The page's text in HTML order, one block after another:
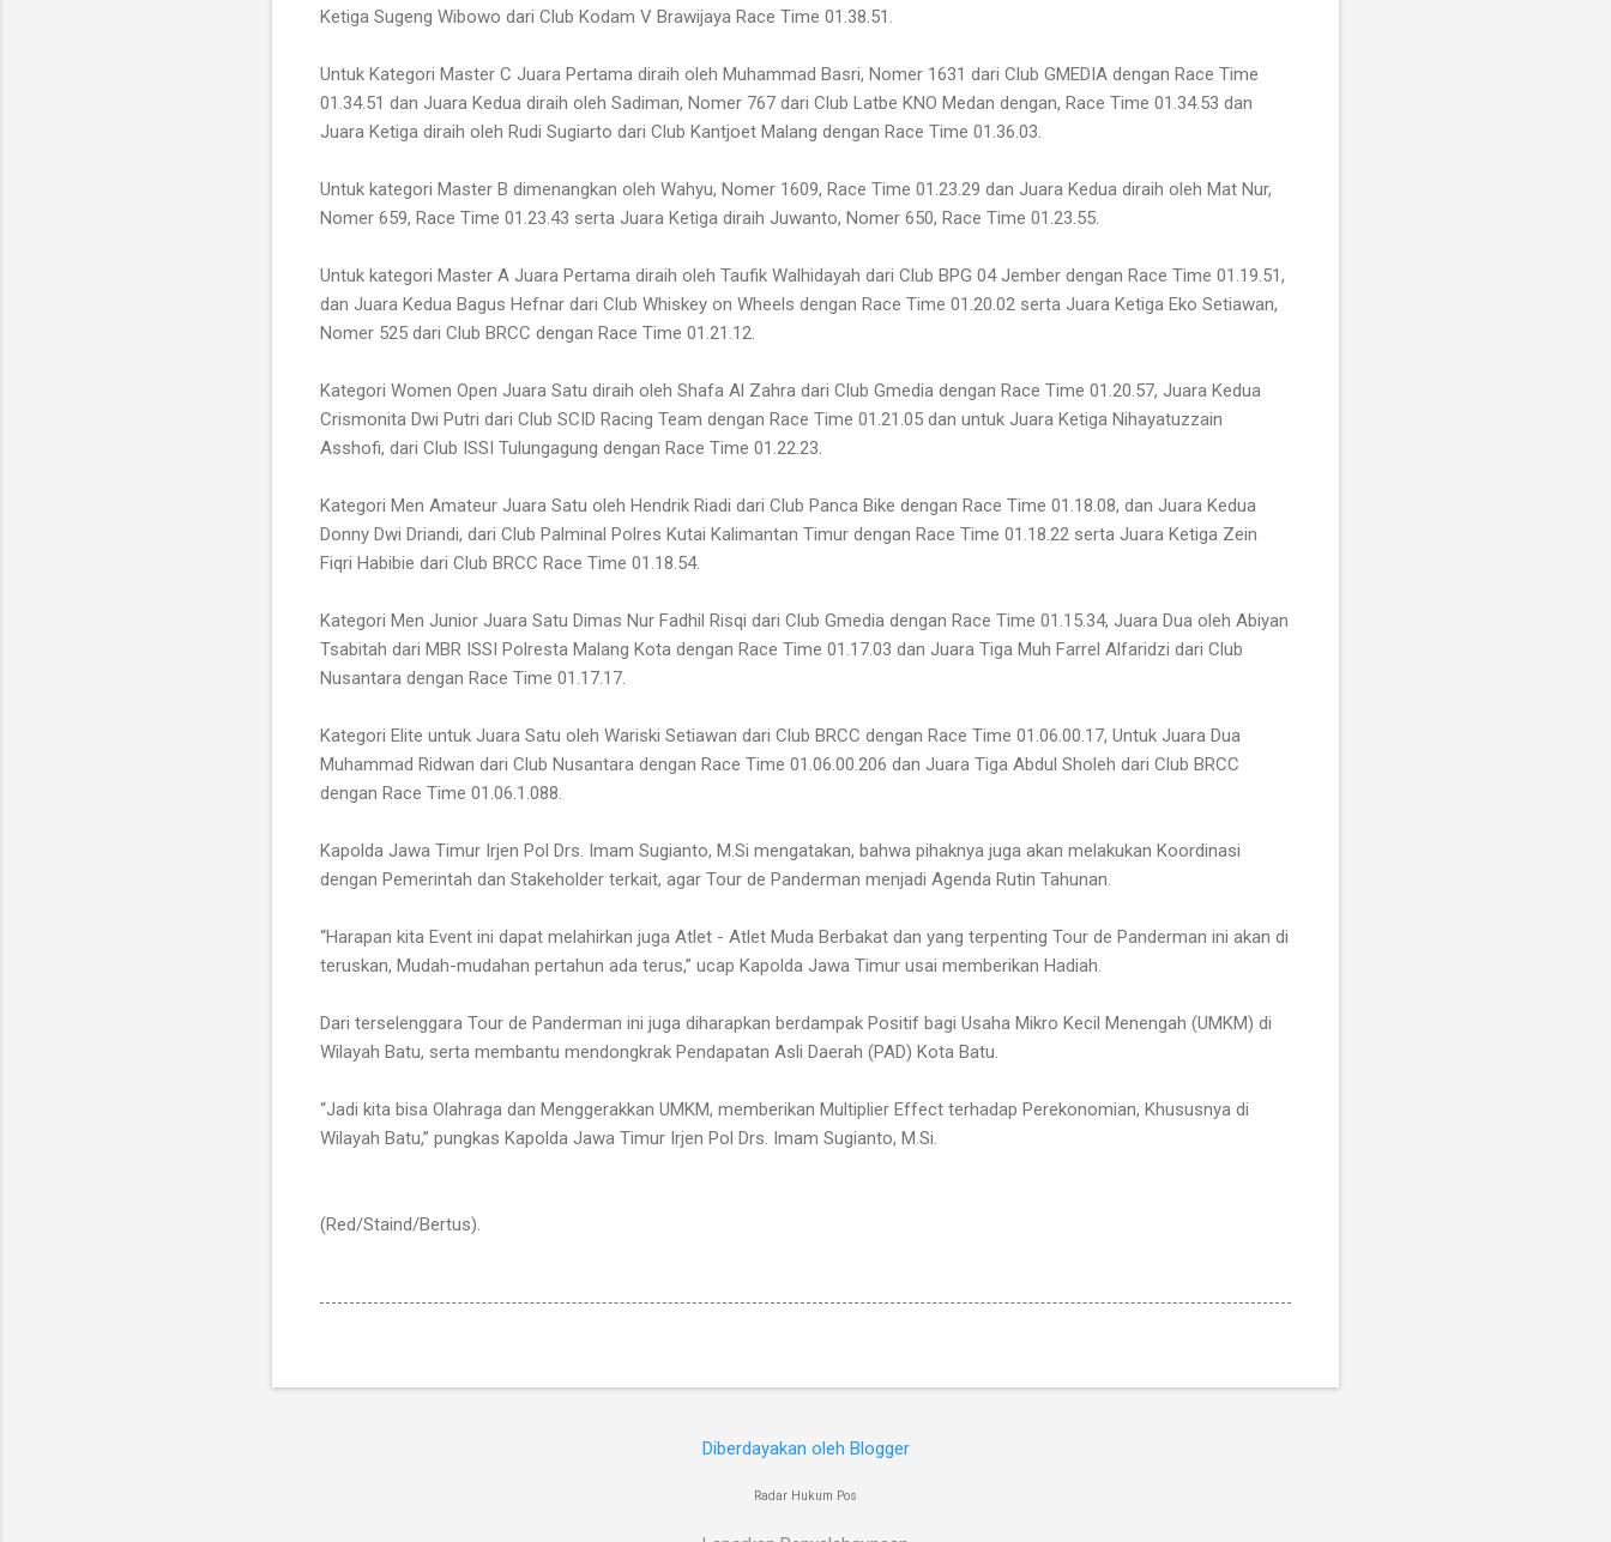
Ketiga Sugeng Wibowo dari Club Kodam V Brawijaya Race Time 01.38.51.
Untuk Kategori Master C Juara Pertama diraih oleh Muhammad Basri, Nomer 1631 dari Club GMEDIA dengan Race Time
01.34.51 dan Juara Kedua diraih oleh Sadiman, Nomer 767 dari Club Latbe KNO Medan dengan, Race Time 01.34.53 dan
Juara Ketiga diraih oleh Rudi Sugiarto dari Club Kantjoet Malang dengan Race Time 01.36.03.
Untuk kategori Master B dimenangkan oleh Wahyu, Nomer 1609, Race Time 01.23.29 dan Juara Kedua diraih oleh Mat Nur,
Nomer 659, Race Time 01.23.43 serta Juara Ketiga diraih Juwanto, Nomer 650, Race Time 01.23.55.
Untuk kategori Master A Juara Pertama diraih oleh Taufik Walhidayah dari Club BPG 04 Jember dengan Race Time 01.19.51,
dan Juara Kedua Bagus Hefnar dari Club Whiskey on Wheels dengan Race Time 01.20.02 serta Juara Ketiga Eko Setiawan,
Nomer 525 dari Club BRCC dengan Race Time 01.21.12.
Kategori Women Open Juara Satu diraih oleh Shafa Al Zahra dari Club Gmedia dengan Race Time 01.20.57, Juara Kedua
Crismonita Dwi Putri dari Club SCID Racing Team dengan Race Time 01.21.05 dan untuk Juara Ketiga Nihayatuzzain
Asshofi, dari Club ISSI Tulungagung dengan Race Time 01.22.23.
Kategori Men Amateur Juara Satu oleh Hendrik Riadi dari Club Panca Bike dengan Race Time 01.18.08, dan Juara Kedua
Donny Dwi Driandi, dari Club Palminal Polres Kutai Kalimantan Timur dengan Race Time 01.18.22 serta Juara Ketiga Zein
Fiqri Habibie dari Club BRCC Race Time 01.18.54.
Kategori Men Junior Juara Satu Dimas Nur Fadhil Risqi dari Club Gmedia dengan Race Time 01.15.34, Juara Dua oleh Abiyan
Tsabitah dari MBR ISSI Polresta Malang Kota dengan Race Time 01.17.03 dan Juara Tiga Muh Farrel Alfaridzi dari Club
Nusantara dengan Race Time 01.17.17.
Kategori Elite untuk Juara Satu oleh Wariski Setiawan dari Club BRCC dengan Race Time 01.06.00.17, Untuk Juara Dua
Muhammad Ridwan dari Club Nusantara dengan Race Time 01.06.00.206 dan Juara Tiga Abdul Sholeh dari Club BRCC
dengan Race Time 01.06.1.088.
Kapolda Jawa Timur Irjen Pol Drs. Imam Sugianto, M.Si mengatakan, bahwa pihaknya juga akan melakukan Koordinasi
dengan Pemerintah dan Stakeholder terkait, agar Tour de Panderman menjadi Agenda Rutin Tahunan.
“Harapan kita Event ini dapat melahirkan juga Atlet - Atlet Muda Berbakat dan yang terpenting Tour de Panderman ini akan di
teruskan, Mudah-mudahan pertahun ada terus,” ucap Kapolda Jawa Timur usai memberikan Hadiah.
Dari terselenggara Tour de Panderman ini juga diharapkan berdampak Positif bagi Usaha Mikro Kecil Menengah (UMKM) di
Wilayah Batu, serta membantu mendongkrak Pendapatan Asli Daerah (PAD) Kota Batu.
“Jadi kita bisa Olahraga dan Menggerakkan UMKM, memberikan Multiplier Effect terhadap Perekonomian, Khususnya di
Wilayah Batu,” pungkas Kapolda Jawa Timur Irjen Pol Drs. Imam Sugianto, M.Si.
(Red/Staind/Bertus).
Diberdayakan oleh Blogger
Radar Hukum Pos